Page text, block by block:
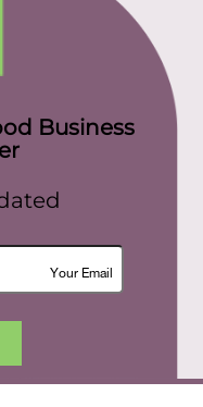
Business